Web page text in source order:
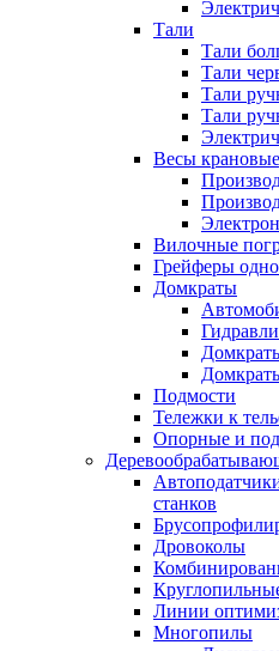
Тали
Тали
Тали
Тали
Тали
Весы
Вилочные
Грейферы
Домкраты
Подмости
Тележки к
Опорные и
станков
Дровоколы
Линии
Многопилы